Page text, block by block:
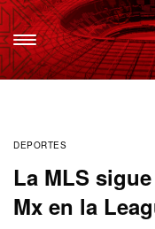
DEPORTES
La MLS
Mx en la